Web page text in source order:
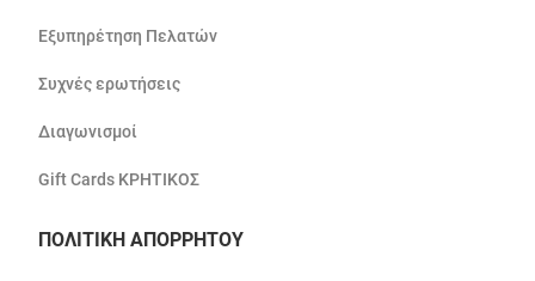
Εξυπηρέτηση Πελατών
Συχνές ερωτήσεις
Διαγωνισμοί
Gift Cards ΚΡΗΤΙΚΟΣ
ΠΟΛΙΤΙΚΗ ΑΠΟΡΡΗΤΟΥ